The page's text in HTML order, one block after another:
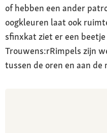
of hebben een ander
oogkleuren laat ook
sfinxkat ziet er een
Trouwens:rRimpels zijn
tussen de oren en aan de